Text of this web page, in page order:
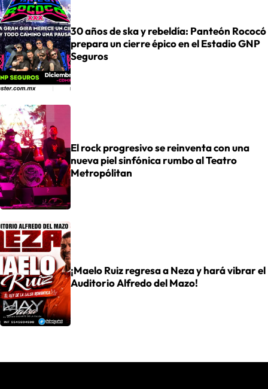
30 años de ska y rebeldía: Panteón Rococó
prepara un cierre épico en el Estadio GNP
Seguros
El rock progresivo se reinventa con una
nueva piel sinfónica rumbo al Teatro
Metropólitan
¡Maelo Ruiz regresa a Neza y hará vibrar el
Auditorio Alfredo del Mazo!